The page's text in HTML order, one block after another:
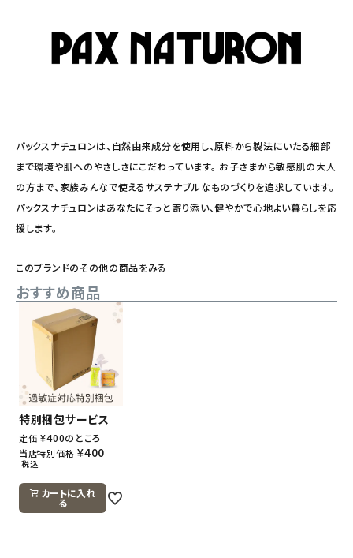
パックスナチュロンは、自然由来成分を使用し、原料から製法にいたる細部
まで環境や肌へのやさしさにこだわっています。 お子さまから敏感肌の大人
の方まで、家族みんなで使えるサステナブルなものづくりを追求しています。
パックスナチュロンはあなたにそっと寄り添い、健やかで心地よい暮らしを応
援します。
このブランドのその他の商品をみる
おすすめ商品
特別梱包サービス
定価 ¥400のところ
当店特別価格 ¥400
税込
カートに入れ
る